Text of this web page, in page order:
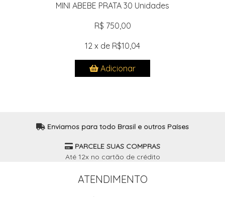
MINI ABEBE PRATA 30 Unidades
R$ 750,00
12 x de R$10,04
Adicionar
Enviamos para todo Brasil e outros Países
PARCELE SUAS COMPRAS
Até 12x no cartão de crédito
ATENDIMENTO